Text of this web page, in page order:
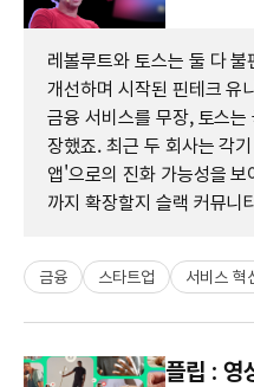
레볼루트와 토스는 둘 다
개선하며 시작된 핀테크 유
금융 서비스를 무장, 토스
장했죠. 최근 두 회사는 각
앱'으로의 진화 가능성을 보
까지 확장할지 슬랙 커뮤니
금융 스타트업 서비스 혁
플립 : 영